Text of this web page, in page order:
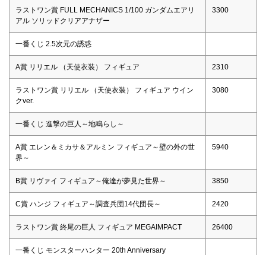
ラストワン賞 FULL MECHANICS 1/100 ガンダムエアリ
アル ソリッドクリアアナザー
3300
一番くじ 2.5次元の誘惑
A賞 リリエル （天使衣装） フィギュア 2310
ラストワン賞 リリエル （天使衣装） フィギュア ウイン
クver.
3080
一番くじ 進撃の巨人～地鳴らし～
A賞 エレン＆ミカサ＆アルミン フィギュア～壁の外の世
界～
5940
B賞 リヴァイ フィギュア～俺達が夢見た世界～ 3850
C賞 ハンジ フィギュア～調査兵団14代団長～ 2420
ラストワン賞 終尾の巨人 フィギュア MEGAIMPACT 26400
一番くじ モンスターハンター 20th Anniversary